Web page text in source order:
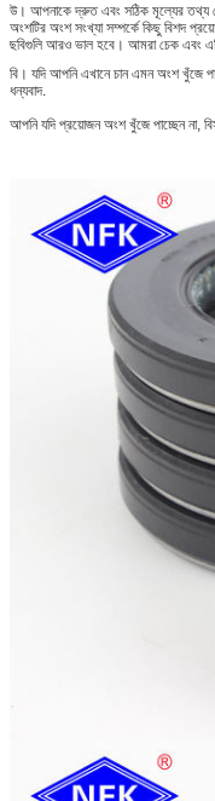
উ। আপনাকে দ্রুত এবং সঠিক মূল্যের তথ্য
অংশটির অংশ সংখ্যা সম্পর্কে কিছু বিশদ
ছবিগুলি আরও ভাল হবে। আমরা চেক এবং
বি। যদি আপনি এখানে চান এমন অংশ খুঁজে
ধন্যবাদ.
আপনি যদি প্রয়োজন অংশ খুঁজে পাচ্ছেন না,